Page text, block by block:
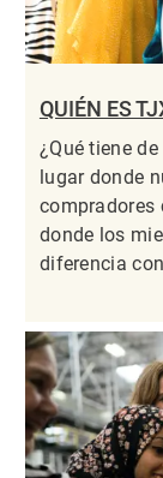
QUIÉN ES
¿Qué tiene
lugar donde
compradores
donde los
diferencia